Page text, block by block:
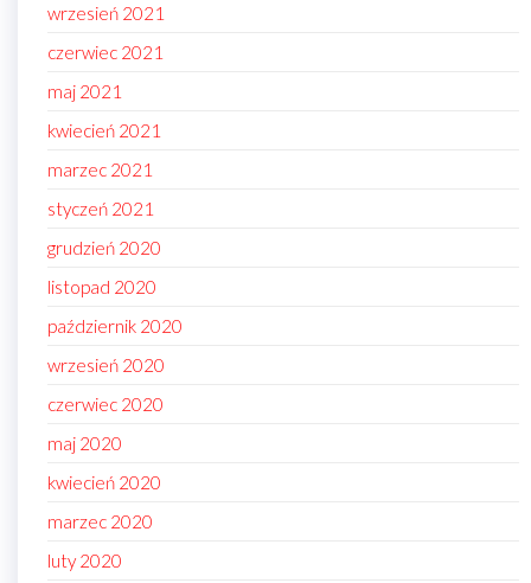
wrzesień 2021
czerwiec 2021
maj 2021
kwiecień 2021
marzec 2021
styczeń 2021
grudzień 2020
listopad 2020
październik 2020
wrzesień 2020
czerwiec 2020
maj 2020
kwiecień 2020
marzec 2020
luty 2020